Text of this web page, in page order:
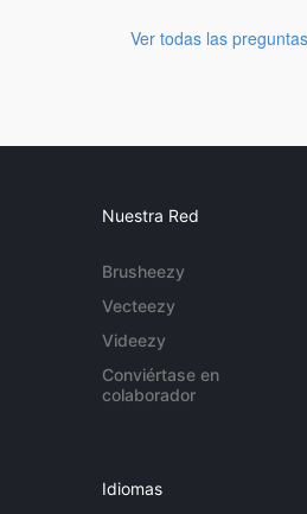
Ver todas las
Nuestra Red
Brusheezy
Vecteezy
Videezy
Conviértase en
colaborador
Idiomas